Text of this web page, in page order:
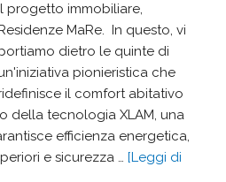
progetto immobiliare,
MaRe. In questo, vi
dietro le quinte di
pionieristica che
il comfort abitativo
della tecnologia XLAM, una
efficienza energetica,
e sicurezza …[Leggi di